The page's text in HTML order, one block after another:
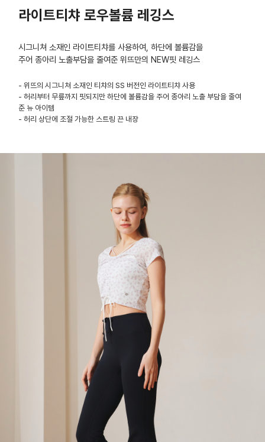
라이트티챠 로우볼륨 레깅스
시그니쳐 소재인 라이트티챠를 사용하여, 하단에 볼륨감을
주어 종아리 노출부담을 줄여준 위뜨만의 NEW핏 레깅스
- 위뜨의 시그니쳐 소재인 티챠의 SS 버전인 라이트티챠 사용
- 허리부터 무릎까지 핏되지만 하단에 볼륨감을 주어 종아리 노출 부담을 줄여
준 뉴 아이템
- 허리 상단에 조절 가능한 스트링 끈 내장